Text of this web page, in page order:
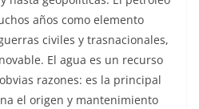
años como elemento
civiles y trasnacionales,
El agua es un recurso
razones: es la principal
el origen y mantenimiento